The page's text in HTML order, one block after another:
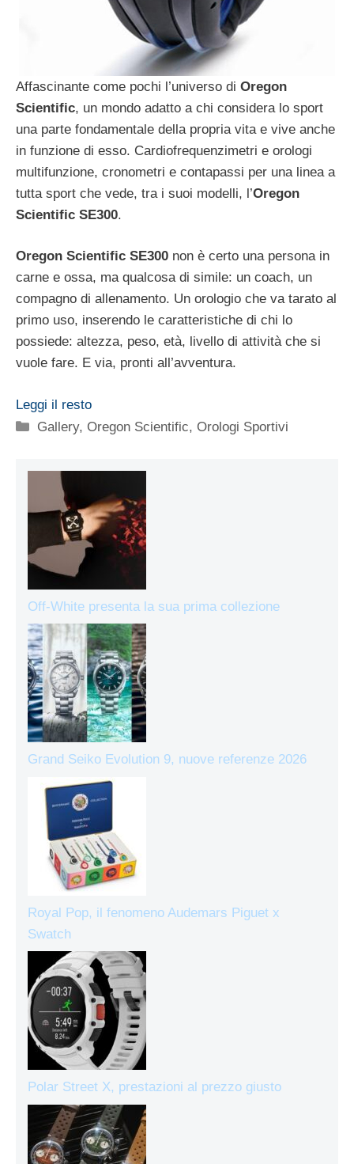
Affascinante come pochi l’universo di Oregon
Scientific, un mondo adatto a chi considera lo sport
una parte fondamentale della propria vita e vive anche
in funzione di esso. Cardiofrequenzimetri e orologi
multifunzione, cronometri e contapassi per una linea a
tutta sport che vede, tra i suoi modelli, l’Oregon
Scientific SE300.
Oregon Scientific SE300 non è certo una persona in
carne e ossa, ma qualcosa di simile: un coach, un
compagno di allenamento. Un orologio che va tarato al
primo uso, inserendo le caratteristiche di chi lo
possiede: altezza, peso, età, livello di attività che si
vuole fare. E via, pronti all’avventura.
Leggi il resto
Categorie
Gallery,Oregon Scientific,Orologi Sportivi
Off-White presenta la sua prima collezione
Grand Seiko Evolution 9, nuove referenze 2026
Royal Pop, il fenomeno Audemars Piguet x
Swatch
Polar Street X, prestazioni al prezzo giusto